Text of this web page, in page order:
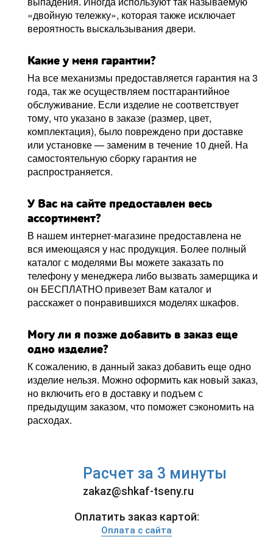
«двойную тележку», которая также исключает
вероятность выскальзывания двери.
Какие у меня гарантии?
На все механизмы предоставляется гарантия на 3
года, так же осуществляем постгарантийное
обслуживание. Если изделие не соответствует
тому, что указано в заказе (размер, цвет,
комплектация), было повреждено при доставке
или установке — заменим в течение 10 дней. На
самостоятельную сборку гарантия не
распространяется.
У Вас на сайте предоставлен весь
ассортимент?
В нашем интернет-магазине предоставлена не
вся имеющаяся у нас продукция. Более полный
каталог с моделями Вы можете заказать по
телефону у менеджера либо вызвать замерщика и
он БЕСПЛАТНО привезет Вам каталог и
расскажет о понравившихся моделях шкафов.
Могу ли я позже добавить в заказ еще
одно изделие?
К сожалению, в данный заказ добавить еще одно
изделие нельзя. Можно оформить как новый заказ,
но включить его в доставку и подъем с
предыдущим заказом, что поможет сэкономить на
расходах.
Расчет за 3 минуты
zakaz@shkaf-tseny.ru
Оплатить заказ картой:
Оплата с сайта